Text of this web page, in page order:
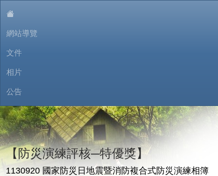
網站導覽
文件
相片
公告
【防災演練評核─特優獎】
1130920 國家防災日地震暨消防複合式防災演練相簿